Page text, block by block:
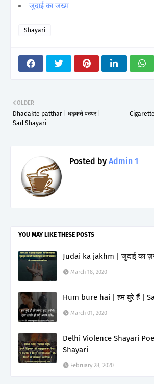
जुदाई का जख्म
Shayari
OLDER
Dhadakte patthar | धड़कते पत्थर |
Sad Shayari
Posted by Admin 1
YOU MAY LIKE THESE POSTS
Judai ka jakhm | जुदाई का
March 18, 2020
Hum bure hai | हम बुरे हैं |
March 01, 2020
Delhi Violence Shayari
Shayari
February 28, 2020